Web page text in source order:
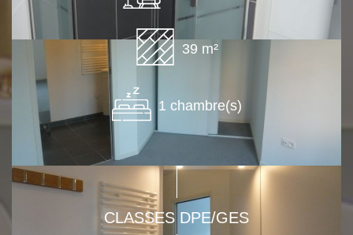
39 m²
1 chambre(s)
CLASSES DPE/GES